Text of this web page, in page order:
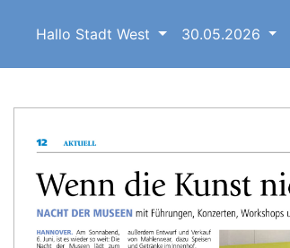
Hallo Stadt West 30.05.2026